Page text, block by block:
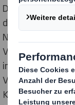
Die erhöhten
die
innerhalb von
Verpackungen